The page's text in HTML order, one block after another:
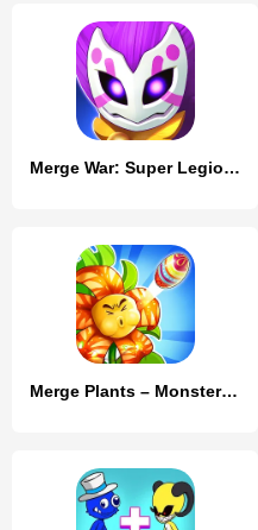
Merge War: Super Legion Master
Merge Plants – Monster Defense